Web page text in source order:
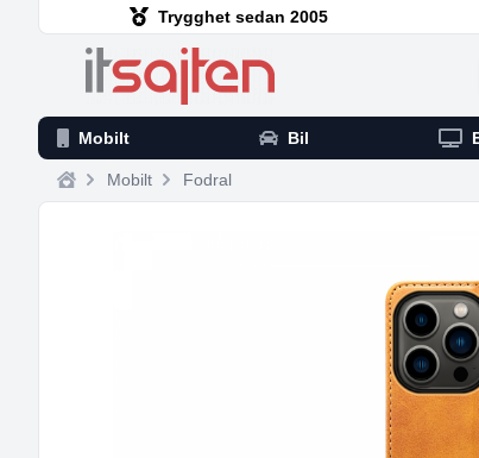
Trygghet sedan 2005
Mobilt Bil
Home
Mobilt Fodral